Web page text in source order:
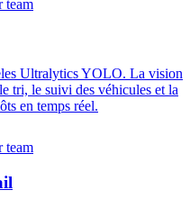
Ultralytics YOLO. La vision
tri, le suivi des véhicules et la
en temps réel.